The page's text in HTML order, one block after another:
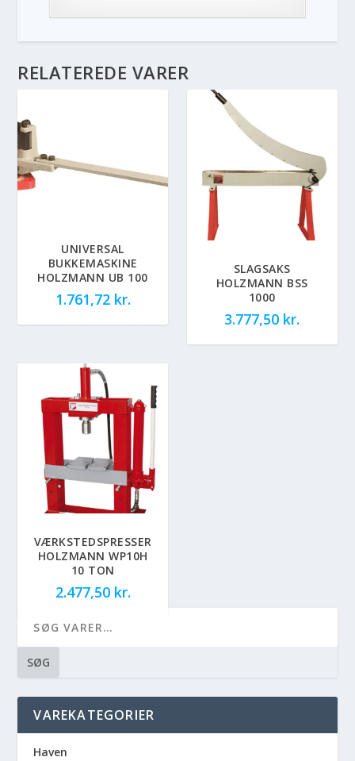
RELATEREDE VARER
UNIVERSAL
BUKKEMASKINE
HOLZMANN UB 100
1.761,72 kr.
SLAGSAKS
HOLZMANN BSS
1000
3.777,50 kr.
VÆRKSTEDSPRESSER
HOLZMANN WP10H
10 TON
2.477,50 kr.
SØG
VAREKATEGORIER
Haven